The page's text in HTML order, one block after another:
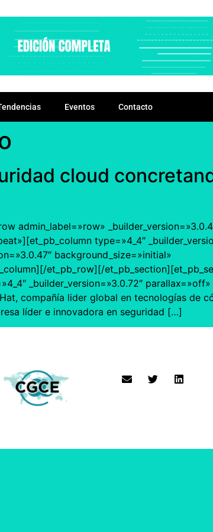
Eventos Contacto
cloud
admin_label=»row»
type=»4_4″
background_size=»initial»
et_pb_row][/
_builder_version=»3.0.72″ parallax=»off»
compañía lider global en tecnologías de
líder e innovadora en seguridad […]